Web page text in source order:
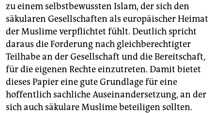
zu einem selbstbewussten Islam, der sich den
säkularen Gesellschaften als europäischer Heimat
der Muslime verpflichtet fühlt. Deutlich spricht
daraus die Forderung nach gleichberechtigter
Teilhabe an der Gesellschaft und die Bereitschaft,
für die eigenen Rechte einzutreten. Damit bietet
dieses Papier eine gute Grundlage für eine
hoffentlich sachliche Auseinandersetzung, an der
sich auch säkulare Muslime beteiligen sollten.